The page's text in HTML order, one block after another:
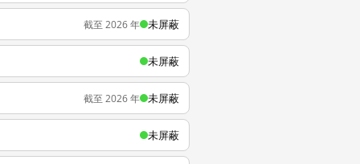
截至 2026 年 未屏蔽
未屏蔽
截至 2026 年 未屏蔽
未屏蔽